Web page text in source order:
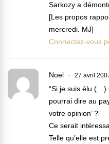
Sarkozy a
[Les propos
mercredi. MJ]
Connectez-vous
Noel 27 avril
“Si je suis élu (…)
pourrai dire au
votre opinion’ ?”
Ce serait
Telle qu’elle est